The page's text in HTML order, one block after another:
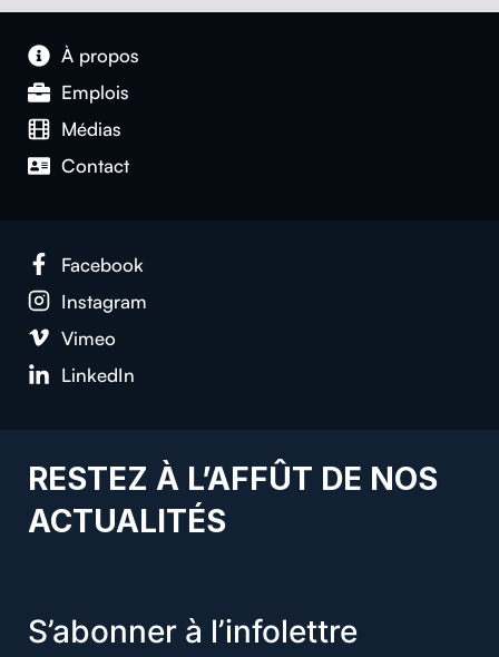
À pro­pos
Emplois
Médias
Con­tact
Face­book
Insta­gram
Vimeo
LinkedIn
RESTEZ À L’AFFÛT DE NOS
ACTUALITÉS
S’abonner à l’infolettre